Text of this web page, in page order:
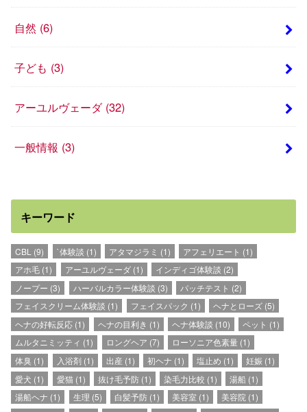
自然 (6)
子ども (3)
アーユルヴェーダ (32)
一般情報 (3)
キーワード
CBL (9) `体験談 (1) アタマジラミ (1) アフェリエート (1)
アホ毛 (1) アーユルヴェーダ(1) インディゴ体験談 (2)
ノープー (3) ハーバルカラー体験談 (3) パッチテスト (2)
フェイスクリーム体験談 (1) フェイスパック (1) ヘナとローズ(5)
ヘナの好転反応 (1) ヘナの目利き (1) ヘナ体験談 (10) ペット (1)
ムルタニミッティ (1) ロングヘア (7) ローソニア色素量(1)
体臭 (1) 入浴剤(1) 出産(1) 初ヘナ (1) 塩止め (1) 妊娠 (1)
愛犬 (1) 愛猫(1) 抜け毛予防(1) 染毛力比較 (1) 湯船 (1)
湯船ヘナ (1) 生理 (5) 白髪予防(1) 美容室 (1) 美容院 (1)